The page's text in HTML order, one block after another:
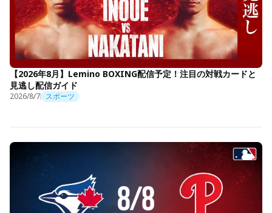
【2026年8月】Lemino BOXING配信予定！注目の対戦カードと
見逃し配信ガイド
2026/8/7 スポーツ